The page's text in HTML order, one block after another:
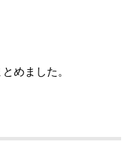
めました。